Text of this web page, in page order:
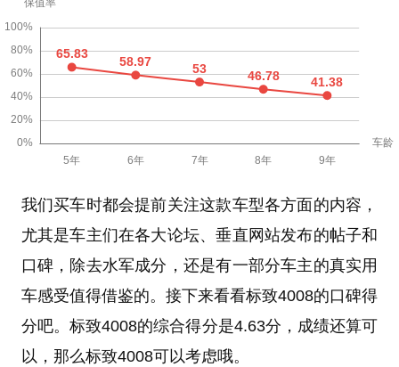
我们买车时都会提前关注这款车型各方面的内容，
尤其是车主们在各大论坛、垂直网站发布的帖子和
口碑，除去水军成分，还是有一部分车主的真实用
车感受值得借鉴的。接下来看看标致4008的口碑得
分吧。标致4008的综合得分是4.63分，成绩还算可
以，那么标致4008可以考虑哦。